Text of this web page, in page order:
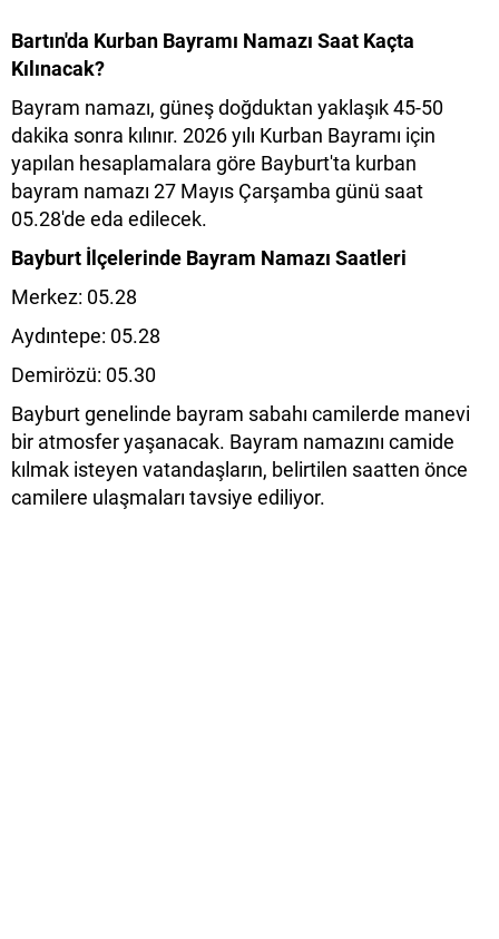
Bartın'da Kurban Bayramı Namazı Saat Kaçta
Kılınacak?
Bayram namazı, güneş doğduktan yaklaşık 45-50
dakika sonra kılınır. 2026 yılı Kurban Bayramı için
yapılan hesaplamalara göre Bayburt'ta kurban
bayram namazı 27 Mayıs Çarşamba günü saat
05.28'de eda edilecek.
Bayburt İlçelerinde Bayram Namazı Saatleri
Merkez: 05.28
Aydıntepe: 05.28
Demirözü: 05.30
Bayburt genelinde bayram sabahı camilerde manevi
bir atmosfer yaşanacak. Bayram namazını camide
kılmak isteyen vatandaşların, belirtilen saatten önce
camilere ulaşmaları tavsiye ediliyor.